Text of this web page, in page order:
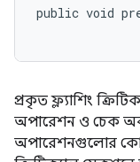
public void
প্রকৃত ফ্ল্যাশিং
অপারেশন ও চেক
অপারেশনগুলোর